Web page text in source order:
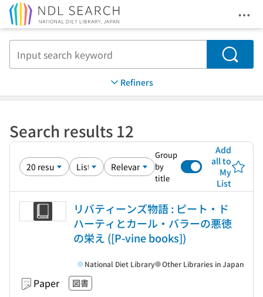
Search
Refiners
Search results 12
Group
by
title
Add
all to
My
List
リバティーンズ物語 : ピート・ド
ハーティとカール・バラーの悪徳
の栄え ([P-vine books])
Paper 図書
National Diet Library Other Libraries in Japan